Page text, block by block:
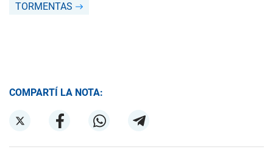
TORMENTAS
COMPARTÍ LA NOTA: